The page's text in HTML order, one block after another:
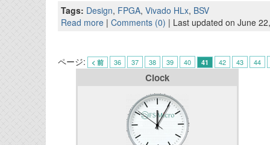
Tags: Design, FPGA, Vivado HLx, BSV
Read more | Comments (0) | Last updated on June
ページ: < 前 36 37 38 39 40 41 42 43 44
Clock